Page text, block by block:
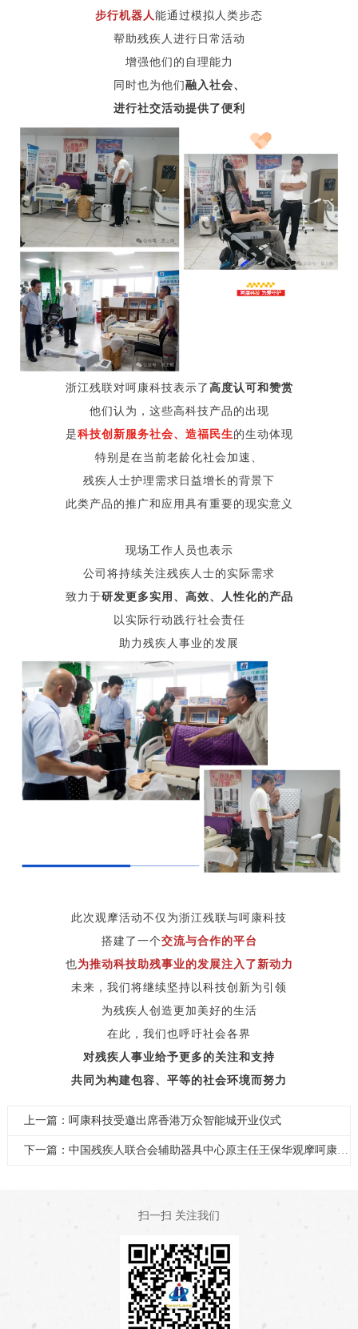
步行机器人能通过模拟人类步态
帮助残疾人进行日常活动
增强他们的自理能力
同时也为他们 融入社会、
进行社交活动提供了便利
浙江残联对呵康科技表示了 高度认可和赞赏
他们认为，这些高科技产品的出现
是科技创新服务社会、造福民生的生动体现
特别是在当前老龄化社会加速、
残疾人士护理需求日益增长的背景下
此类产品的推广和应用具有重要的现实意义
现场工作人员也表示
公司将持续关注残疾人士的实际需求
致力于研发更多实用、高效、人性化的产品
以实际行动践行社会责任
助力残疾人事业的发展
此次观摩活动不仅为浙江残联与呵康科技
搭建了 一个交流与合作的平台
也为推动科技助残事业的发展注入了新动力
未来，我们将继续坚持以科技创新为引领
为残疾人创造更加美好的生活
在此，我们也呼吁社会各界
对残疾人事业给予更多的关注和支持
共同为构建包容、平等的社会环境而努力
上一篇：呵康科技受邀出席香港万众智能城开业仪式
下一篇：中国残疾人联合会辅助器具中心原主任王保华观摩呵康科技产品
扫一扫 关注我们